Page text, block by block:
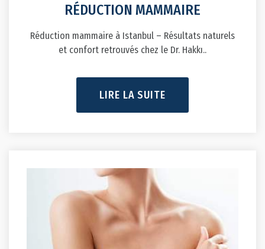
RÉDUCTION MAMMAIRE
Réduction mammaire à Istanbul – Résultats naturels
et confort retrouvés chez le Dr. Hakkı..
LIRE LA SUITE